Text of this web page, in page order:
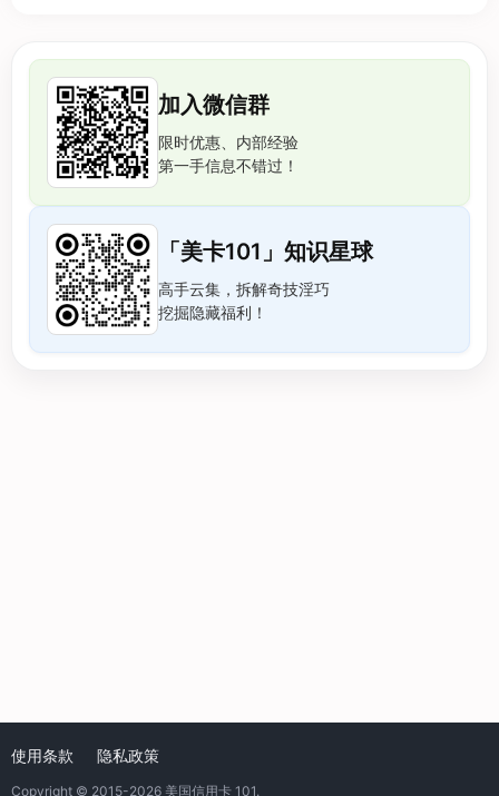
加入微信群
限时优惠、内部经验
第一手信息不错过！
「美卡101」知识星球
高手云集，拆解奇技淫巧
挖掘隐藏福利！
使用条款 隐私政策
Copyright © 2015-2026 美国信用卡 101.